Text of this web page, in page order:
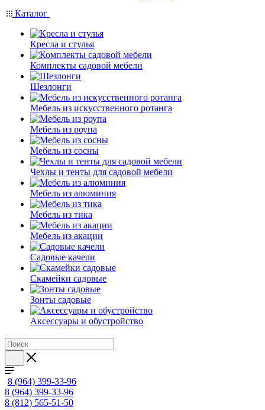
Каталог
Кресла и стулья
Комплекты садовой мебели
Шезлонги
Мебель из искусственного ротанга
Мебель из роупа
Мебель из сосны
Чехлы и тенты для садовой мебели
Мебель из алюминия
Мебель из тика
Мебель из акации
Садовые качели
Скамейки садовые
Зонты садовые
Аксессуары и обустройство
8 (964) 399-33-96
8 (964) 399-33-96
8 (812) 565-51-50